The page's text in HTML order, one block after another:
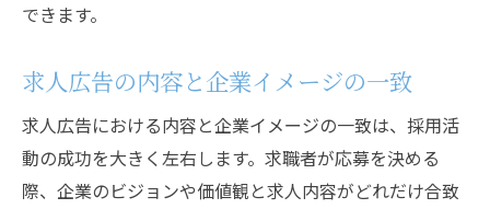
できます。
求人広告の内容と企業イメージの一致
求人広告における内容と企業イメージの一致は、採用活
動の成功を大きく左右します。求職者が応募を決める
際、企業のビジョンや価値観と求人内容がどれだけ合致